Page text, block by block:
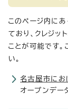
このページ内に
ており、クレジッ
ことが可能です
い。
名古屋市にお
オープンデー